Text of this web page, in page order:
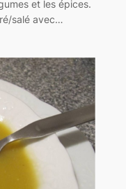
et les épices.
salé avec…